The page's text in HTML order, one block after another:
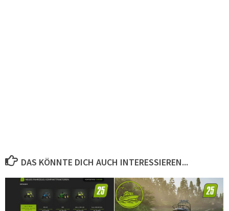
DAS KÖNNTE DICH AUCH INTERESSIEREN...